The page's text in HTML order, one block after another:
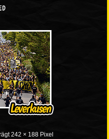
242 × 188Pixel